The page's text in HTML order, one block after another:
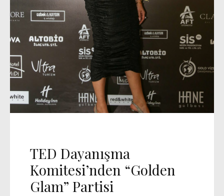
TED Dayanışma
Komitesi’nden “Golden
Glam” Partisi